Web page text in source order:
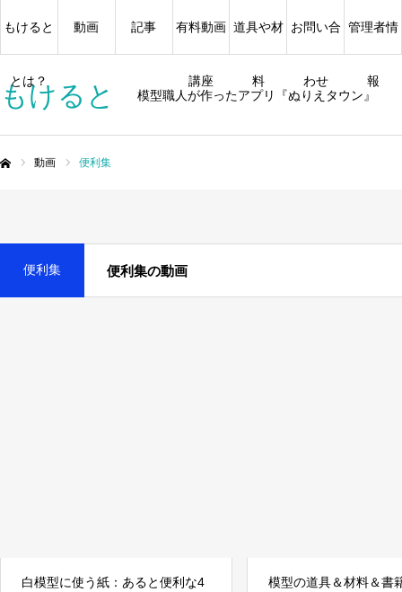
もけると 模型職人が作ったアプリ『ぬりえタウン』
もけると
とは？
動画 記事 有料動画
講座
道具や材
料
お問い合
わせ
管理者情
報
動画 便利集
便利集 便利集の動画
白模型に使う紙：あると便利な4
模型の道具＆材料＆書